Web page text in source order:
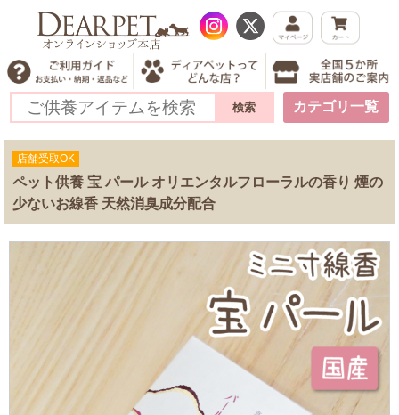
カテゴリ一覧
店舗受取OK
ペット供養 宝 パール オリエンタルフローラルの香り 煙の
少ないお線香 天然消臭成分配合